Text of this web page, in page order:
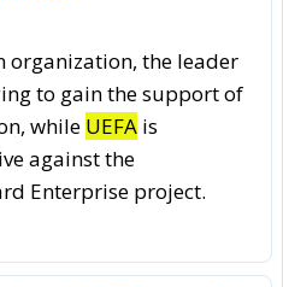
organization, the leader
to gain the support of
while UEFA is
against the
Enterprise project.